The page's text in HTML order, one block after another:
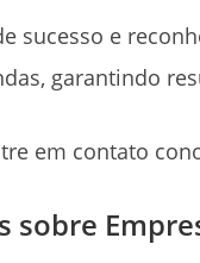
sucesso e
garantindo
em contato
sobre